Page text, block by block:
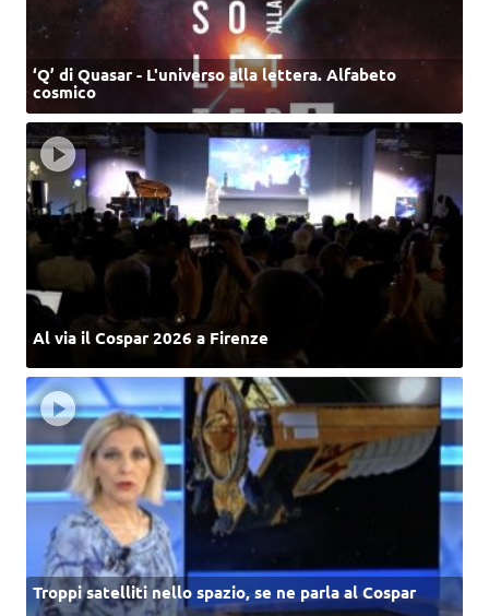
‘Q’ di Quasar - L'universo alla lettera. Alfabeto
cosmico
Al via il Cospar 2026 a Firenze
Troppi satelliti nello spazio, se ne parla al Cospar